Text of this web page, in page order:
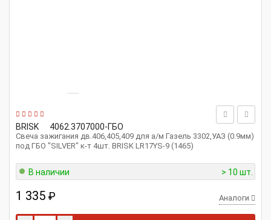
BRISK 4062.3707000-ГБО
Свеча зажигания дв.406,405,409 для а/м Газель 3302,УАЗ (0.9мм)
под ГБО "SILVER" к-т 4шт. BRISK LR17YS-9 (1465)
В наличии > 10 шт.
1 335 ₽ Аналоги